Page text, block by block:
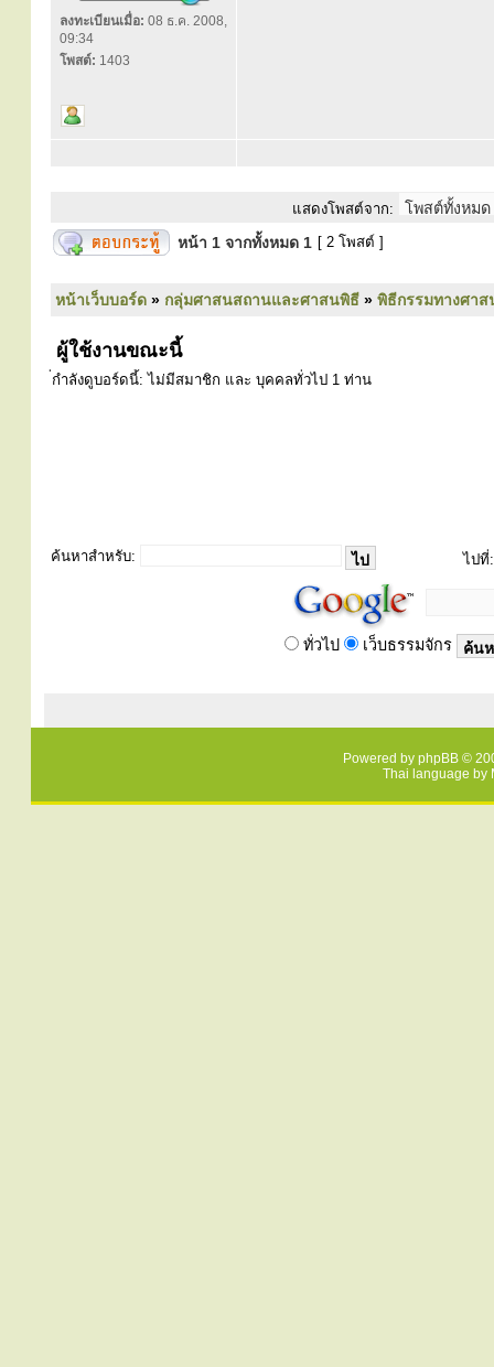
ลงทะเบียนเมื่อ: 08 ธ.ค. 2008,
09:34
โพสต์: 1403
แสดงโพสต์จาก:
หน้า 1 จากทั้งหมด 1 [ 2 โพสต์ ]
หน้าเว็บบอร์ด » กลุ่มศาสนสถานและศาสนพิธี » พิธีกรรมทางศา
ผู้ใช้งานขณะนี้
่กำลังดูบอร์ดนี้: ไม่มีสมาชิก และ บุคคลทั่วไป 1 ท่าน
ค้นหาสำหรับ: ไปที่:
ทั่วไป เว็บธรรมจักร
Powered by phpBB ©
Thai language by